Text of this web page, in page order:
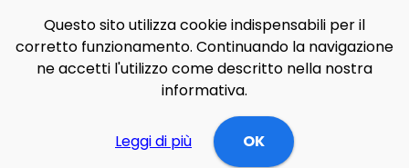
Illuminazione Online Basilicata
Potenza
Questo sito utilizza cookie indispensabili per il
corretto funzionamento. Continuando la navigazione
ne accetti l'utilizzo come descritto nella nostra
informativa.
Leggi di più OK